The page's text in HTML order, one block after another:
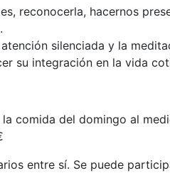
reconocerla, hacernos
silenciada y la
su integración en la vida
comida del domingo al
entre sí. Se puede